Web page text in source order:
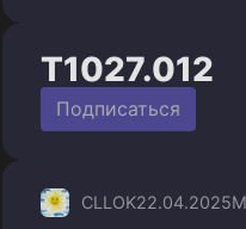
T1027.012
Подписаться
CLLOK22.04.2025